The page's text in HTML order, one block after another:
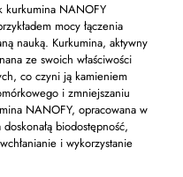
kurkumina NANOFY
mocy łączenia
nauką. Kurkumina, aktywny
ze swoich właściwości
co czyni ją kamieniem
i zmniejszaniu
NANOFY, opracowana w
biodostępność,
i wykorzystanie